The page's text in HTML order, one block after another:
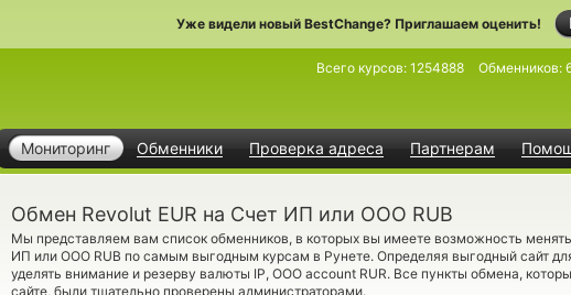
Уже видели новый BestChange? Приглашаем оценить!
Мониторинг Обменники Проверка адреса Партнерам
Всего курсов: 1254888 Обменников:
Обмен Revolut EUR на Счет ИП или ООО RUB
Мы представляем вам список обменников, в которых вы имеете возможность
ИП или ООО RUB по самым выгодным курсам в Рунете. Определяя выгодный сайт
уделять внимание и резерву валюты IP, OOO account RUR. Все пункты обмена,
сайте, были тщательно проверены администраторами.